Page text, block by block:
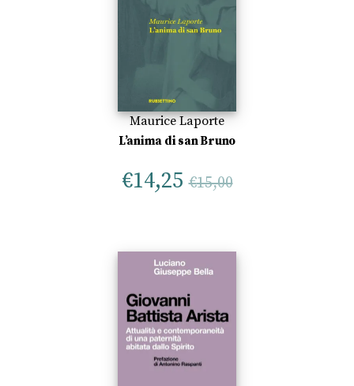
Maurice Laporte
L’anima di san Bruno
€14,25 €15,00